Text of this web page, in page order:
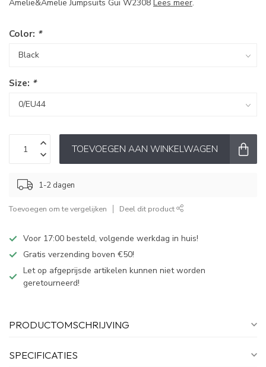
Amelie&Amelie Jumpsuits Gui W2308 Lees meer.
Color: *
Size: *
TOEVOEGEN AAN WINKELWAGEN
1-2 dagen
Toevoegen om te vergelijken Deel dit product
Voor 17:00 besteld, volgende werkdag in huis!
Gratis verzending boven €50!
Let op afgeprijsde artikelen kunnen niet worden
geretourneerd!
PRODUCTOMSCHRIJVING
SPECIFICATIES